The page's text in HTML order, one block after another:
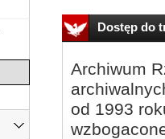
Dostęp do
Archiwum
od 1993